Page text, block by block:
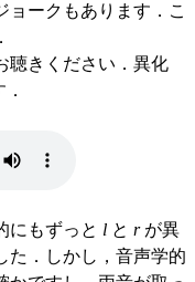
ョークもあります．こ
きください．異化
にもずっと l と rが異
た．しかし，音声学的